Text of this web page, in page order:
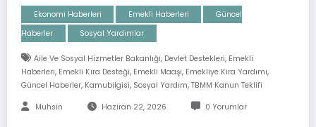
Ekonomi Haberleri Emekli Haberleri
Güncel
Haberler
Sosyal Yardımlar
Aile Ve Sosyal Hizmetler Bakanlığı, Devlet Destekleri, Emekli
Haberleri, Emekli Kira Desteği, Emekli Maaşı, Emekliye Kira Yardımı,
Güncel Haberler, Kamubilgisi, Sosyal Yardım, TBMM Kanun Teklifi
Muhsin Haziran 22, 2026 0 Yorumlar